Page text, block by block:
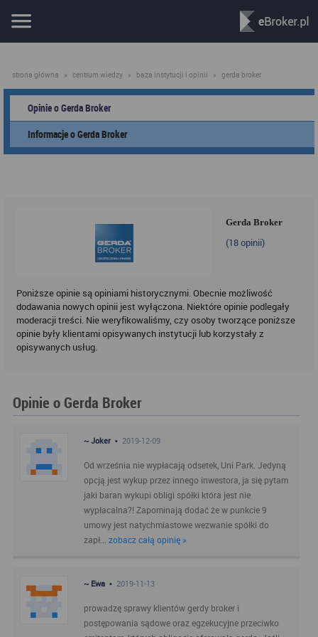
strona główna » centrum wiedzy » baza instytucji i opinii » gerda broker
Opinie o Gerda Broker
Informacje o Gerda Broker
Gerda Broker
(18opinii)
Poniższe opinie są opiniami historycznymi. Obecnie możliwość
dodawania nowych opinii jest wyłączona. Niektóre opinie podlegały
moderacji treści. Nie weryfikowaliśmy, czy osoby tworzące poniższe
opinie były klientami opisywanych instytucji lub korzystały z
opisywanych usług.
Opinie o Gerda Broker
~ Joker • 2019-12-09
Od września nie wypłacają odsetek, Uni Park. Jedyną
opcją jest wykup przez innego inwestora, ja się pytam
jaki baran wykupi obligi spółki która jest nie
wypłacalna?! Zapominają dodać że w punkcie 9
umowy jest natychmiastowe wezwanie spółki do
zapł... zobacz całą opinię »
~ Ewa • 2019-11-13
prowadzę sprawy klientów gerdy broker i
postępowania sądowe oraz egzekucyjne przeciwko